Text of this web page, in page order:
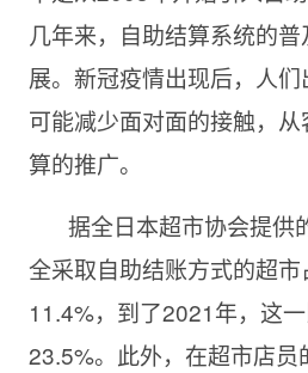
几年来，自助结算系统的
展。新冠疫情出现后，人
可能减少面对面的接触，
算的推广。
据全日本超市协会提供
全采取自助结账方式的超
11.4%，到了2021年，这
23.5%。此外，在超市店员